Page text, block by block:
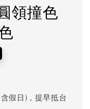
領撞色
假日)，提早抵台